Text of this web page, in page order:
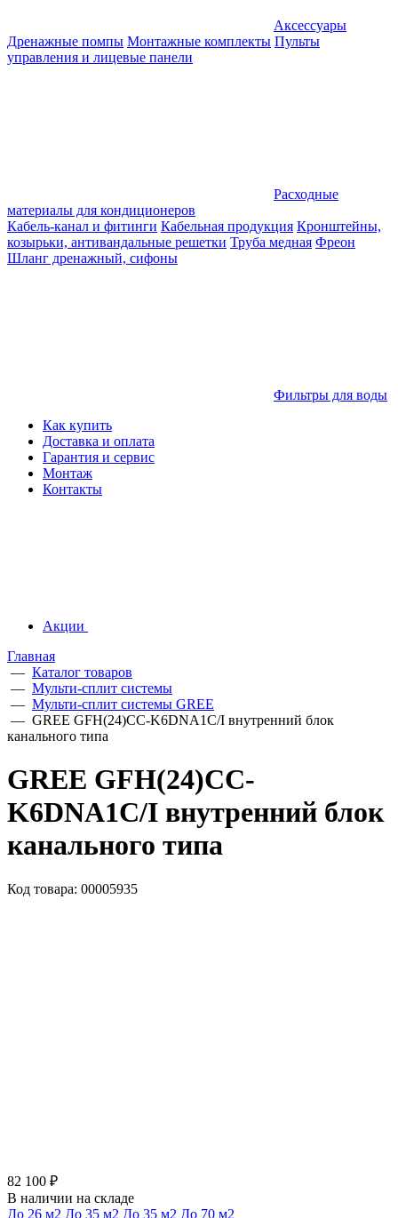
Аксессуары
Дренажные помпы Монтажные комплекты Пульты
управления и лицевые панели
Расходные
материалы для кондиционеров
Кабель-канал и фитинги Кабельная продукция Кронштейны,
козырьки, антивандальные решетки Труба медная Фреон
Шланг дренажный, сифоны
Фильтры для воды
Как купить
Доставка и оплата
Гарантия и сервис
Монтаж
Контакты
Акции
Главная
— Каталог товаров
— Мульти-сплит системы
— Мульти-сплит системы GREE
— GREE GFH(24)CC-K6DNA1C/I внутренний блок
канального типа
GREE GFH(24)CC-
K6DNA1C/I внутренний блок
канального типа
Код товара: 00005935
82 100 ₽
В наличии на складе
До 26 м2 До 35 м2 До 35 м2 До 70 м2